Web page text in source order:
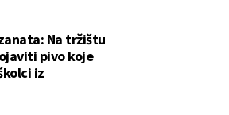
Na tržištu
pivo koje
iz